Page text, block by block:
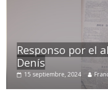
Responso por el
Denís
15 septiembre, 2024